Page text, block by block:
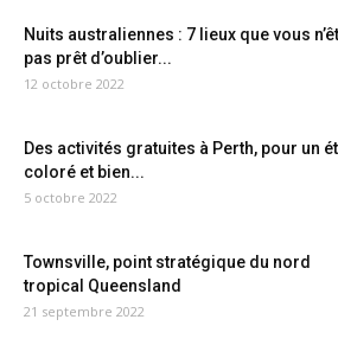
Nuits australiennes : 7 lieux que vous
pas prêt d’oublier...
12 octobre 2022
Des activités gratuites à Perth, pour un
coloré et bien...
5 octobre 2022
Townsville, point stratégique du nord
tropical Queensland
21 septembre 2022